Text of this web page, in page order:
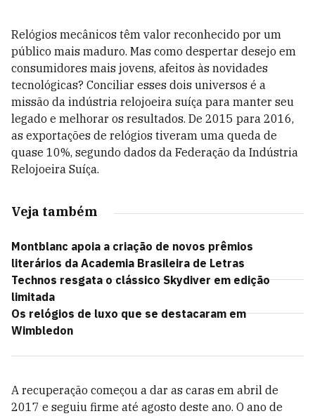
Relógios mecânicos têm valor reconhecido por um
público mais maduro. Mas como despertar desejo em
consumidores mais jovens, afeitos às novidades
tecnológicas? Conciliar esses dois universos é a
missão da indústria relojoeira suíça para manter seu
legado e melhorar os resultados. De 2015 para 2016,
as exportações de relógios tiveram uma queda de
quase 10%, segundo dados da Federação da Indústria
Relojoeira Suíça.
Veja também
Montblanc apoia a criação de novos prêmios
literários da Academia Brasileira de Letras
Technos resgata o clássico Skydiver em edição
limitada
Os relógios de luxo que se destacaram em
Wimbledon
A recuperação começou a dar as caras em abril de
2017 e seguiu firme até agosto deste ano. O ano de